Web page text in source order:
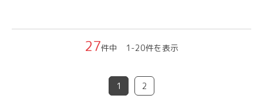
27件中 1-20件を表示
1 2